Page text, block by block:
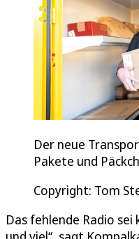
Der neue
Pakete und
Copyright: Tom
Das fehlende Radio sei